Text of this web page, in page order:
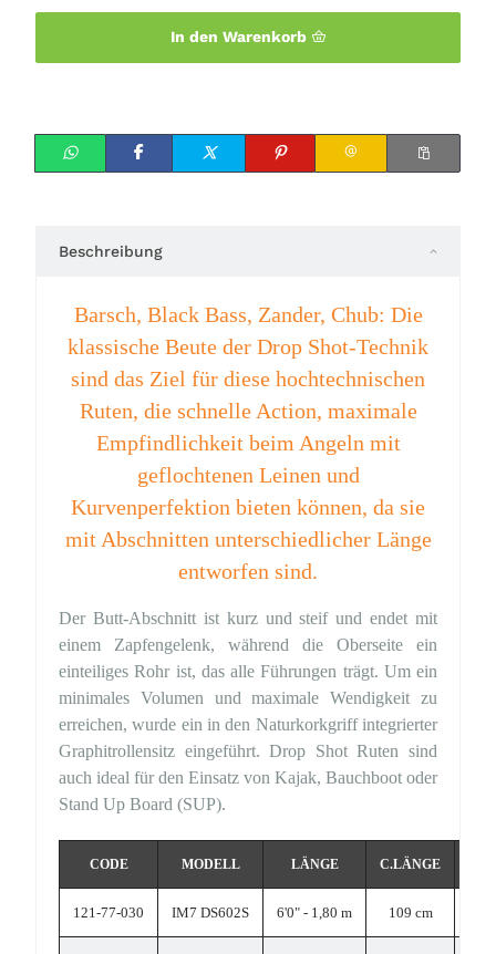
In den Warenkorb
Beschreibung
Barsch, Black Bass, Zander, Chub: Die
klassische Beute der Drop Shot-Technik
sind das Ziel für diese hochtechnischen
Ruten, die schnelle Action, maximale
Empfindlichkeit beim Angeln mit
geflochtenen Leinen und
Kurvenperfektion bieten können, da sie
mit Abschnitten unterschiedlicher Länge
entworfen sind.
Der Butt-Abschnitt ist kurz und steif und endet mit
einem Zapfengelenk, während die Oberseite ein
einteiliges Rohr ist, das alle Führungen trägt. Um ein
minimales Volumen und maximale Wendigkeit zu
erreichen, wurde ein in den Naturkorkgriff integrierter
Graphitrollensitz eingeführt. Drop Shot Ruten sind
auch ideal für den Einsatz von Kajak, Bauchboot oder
Stand Up Board (SUP).
CODE MODELL LÄNGE C.LÄNGE
121-77-030 IM7 DS602S 6'0" - 1,80 m 109 cm